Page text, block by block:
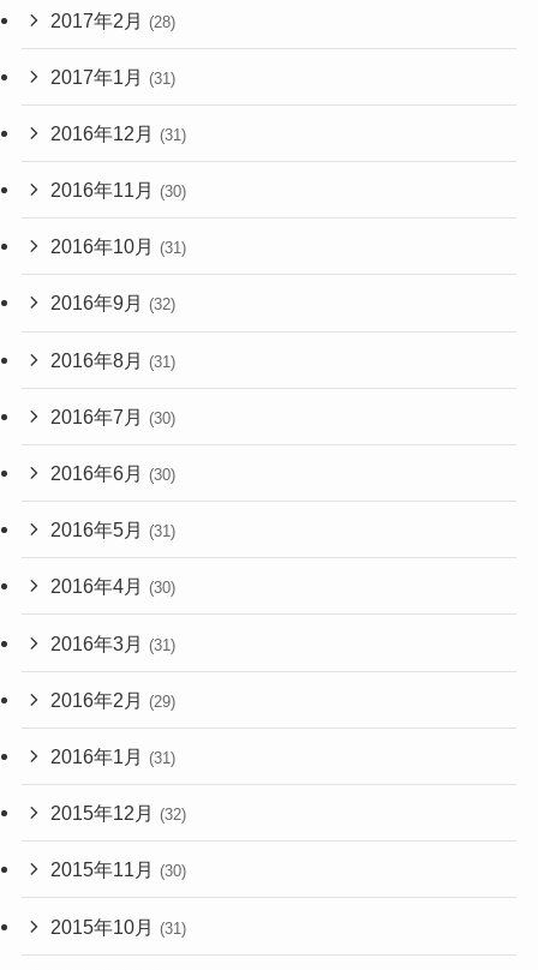
2017年2月 (28)
2017年1月 (31)
2016年12月 (31)
2016年11月 (30)
2016年10月 (31)
2016年9月 (32)
2016年8月 (31)
2016年7月 (30)
2016年6月 (30)
2016年5月 (31)
2016年4月 (30)
2016年3月 (31)
2016年2月 (29)
2016年1月 (31)
2015年12月 (32)
2015年11月 (30)
2015年10月 (31)